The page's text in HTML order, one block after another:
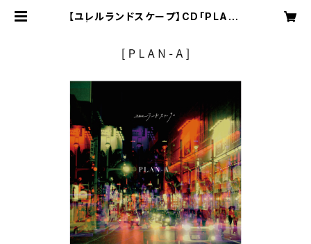
【ユレルランドスケープ】CD「PLAN-